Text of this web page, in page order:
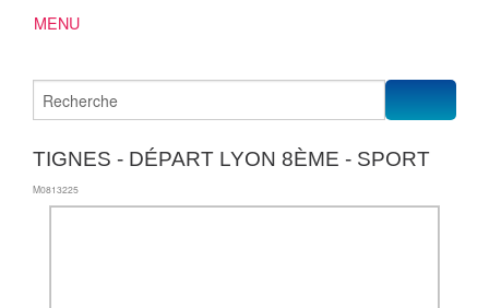
MENU
TIGNES - DÉPART LYON 8ÈME - SPORT
M0813225